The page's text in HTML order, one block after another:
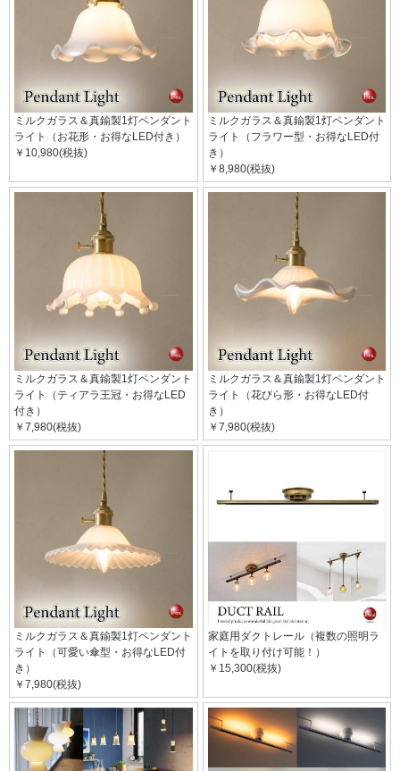
ミルクガラス＆真鍮製1灯ペンダント
ライト（お花形・お得なLED付き）
￥10,980(税抜)
ミルクガラス＆真鍮製1灯ペンダント
ライト（フラワー型・お得なLED付
き）
￥8,980(税抜)
ミルクガラス＆真鍮製1灯ペンダント
ライト（ティアラ王冠・お得なLED
付き）
￥7,980(税抜)
ミルクガラス＆真鍮製1灯ペンダント
ライト（花びら形・お得なLED付
き）
￥7,980(税抜)
ミルクガラス＆真鍮製1灯ペンダント
ライト（可愛い傘型・お得なLED付
き）
￥7,980(税抜)
家庭用ダクトレール（複数の照明ラ
イトを取り付け可能！）
￥15,300(税抜)